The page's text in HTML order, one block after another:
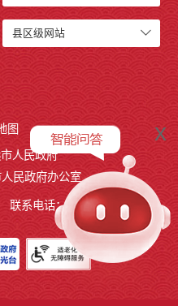
县区级网站
图
人民政府
民政府办公室
联系电话：0873-7236877
x